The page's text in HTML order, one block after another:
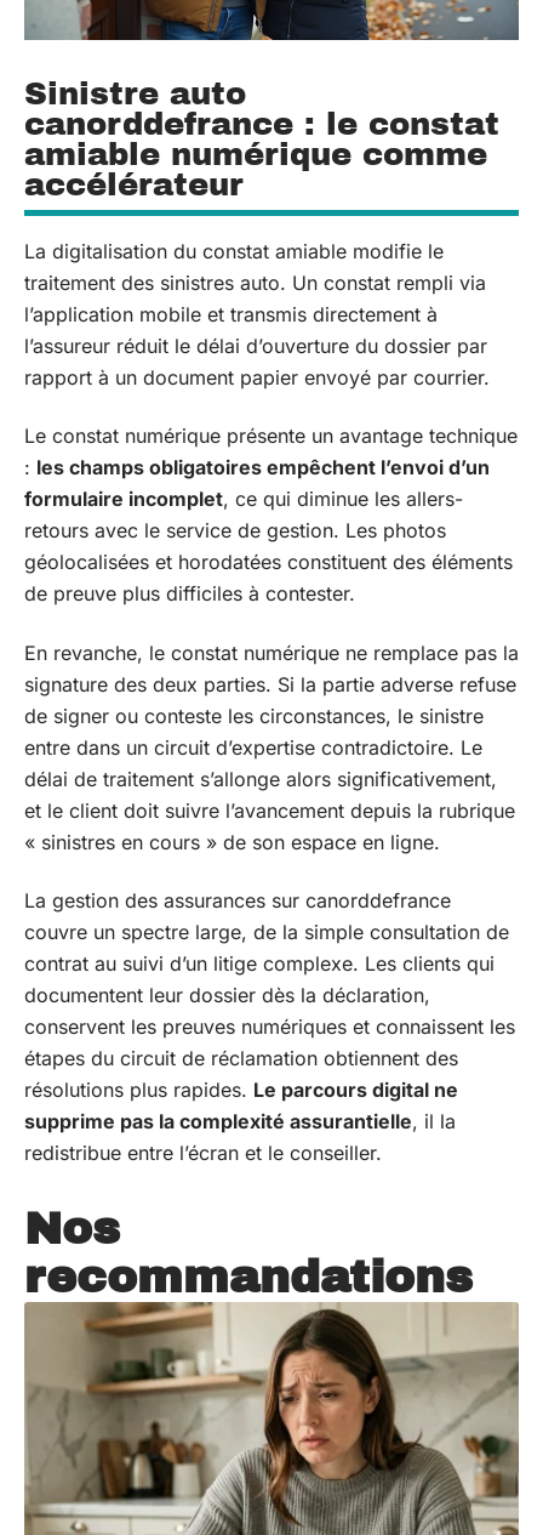
Sinistre auto
canorddefrance : le constat
amiable numérique comme
accélérateur
La digitalisation du constat amiable modifie le
traitement des sinistres auto. Un constat rempli via
l’application mobile et transmis directement à
l’assureur réduit le délai d’ouverture du dossier par
rapport à un document papier envoyé par courrier.
Le constat numérique présente un avantage technique
: les champs obligatoires empêchent l’envoi d’un
formulaire incomplet, ce qui diminue les allers-
retours avec le service de gestion. Les photos
géolocalisées et horodatées constituent des éléments
de preuve plus difficiles à contester.
En revanche, le constat numérique ne remplace pas la
signature des deux parties. Si la partie adverse refuse
de signer ou conteste les circonstances, le sinistre
entre dans un circuit d’expertise contradictoire. Le
délai de traitement s’allonge alors significativement,
et le client doit suivre l’avancement depuis la rubrique
« sinistres en cours » de son espace en ligne.
La gestion des assurances sur canorddefrance
couvre un spectre large, de la simple consultation de
contrat au suivi d’un litige complexe. Les clients qui
documentent leur dossier dès la déclaration,
conservent les preuves numériques et connaissent les
étapes du circuit de réclamation obtiennent des
résolutions plus rapides. Le parcours digital ne
supprime pas la complexité assurantielle, il la
redistribue entre l’écran et le conseiller.
Nos
recommandations